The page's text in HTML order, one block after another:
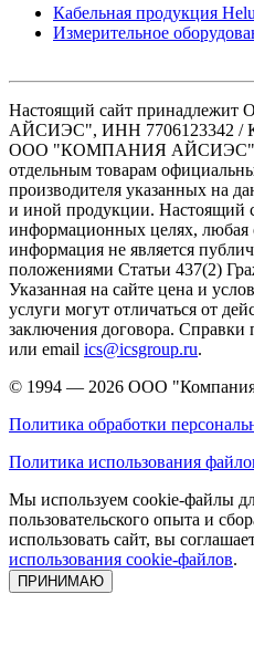
Кабельная продукция
Измерительное
Настоящий сайт
АЙСИЭС", ИНН 7706123342 /
ООО "КОМПАНИЯ АЙСИЭС"
отдельным товарам
производителя указанных на
и иной продукции. Настоящий
информационных целях, любая
информация не является
положениями Статьи 437(2)
Указанная на сайте цена и
услуги могут отличаться от
заключения договора. Справки
или email ics@icsgroup.ru.
© 1994 — 2026 ООО
Политика обработки
Политика использования
Мы используем cookie-файлы
пользовательского опыта и
использовать сайт, вы
использования cookie-файлов.
ПРИНИМАЮ